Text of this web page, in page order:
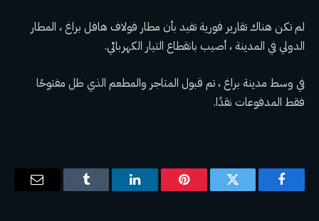
لم تكن هناك تقارير فورية تفيد بأن مطار فولاف هافل براغ ، المطار
الدولي في المدينة ، أصيب بانقطاع التيار الكهربائي.
في وسط مدينة براغ ، تم قبول المتاجر والمطعم الذي ظل مفتوحًا
فقط المدفوعات نقدًا.
فيسبوك تويتر بينتيريستلينكدإن Tumblr
البريد